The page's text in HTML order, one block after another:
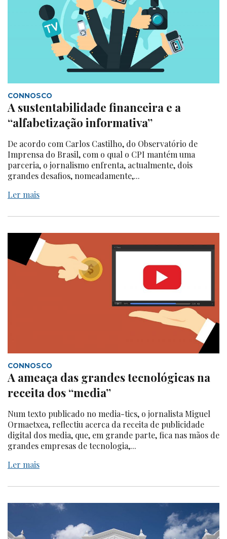
CONNOSCO
A sustentabilidade financeira e a
“alfabetização informativa”
De acordo com Carlos Castilho, do Observatório de
Imprensa do Brasil, com o qual o CPI mantém uma
parceria, o jornalismo enfrenta, actualmente, dois
grandes desafios, nomeadamente,...
Ler mais
CONNOSCO
A ameaça das grandes tecnológicas na
receita dos “media”
Num texto publicado no media-tics, o jornalista Miguel
Ormaetxea, reflectiu acerca da receita de publicidade
digital dos media, que, em grande parte, fica nas mãos de
grandes empresas de tecnologia,...
Ler mais